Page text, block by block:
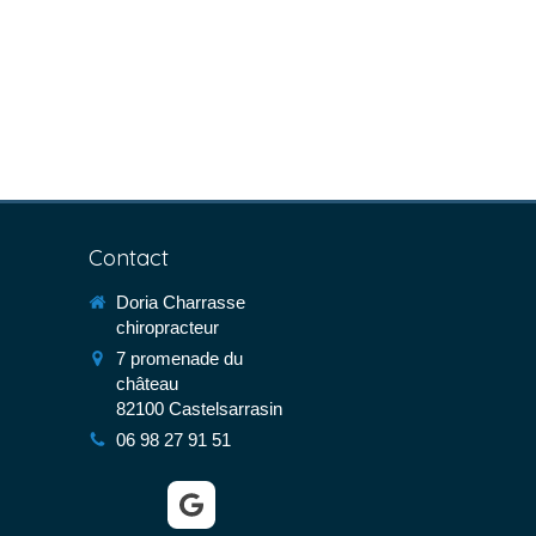
Contact
Doria Charrasse
chiropracteur
7 promenade du
château
82100 Castelsarrasin
06 98 27 91 51